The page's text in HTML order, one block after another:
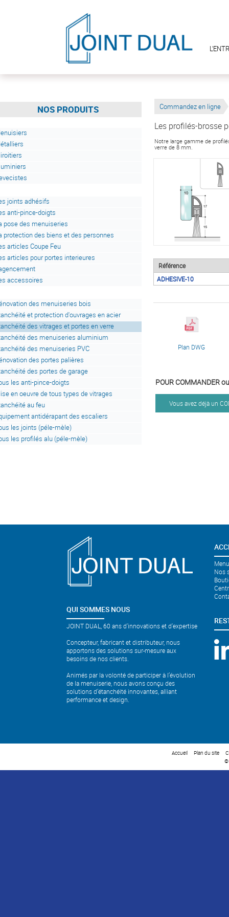
NOS PRODUITS
joints adhésifs
anti-pince-doigts
pose des menuiseries
protection des biens et des personnes
articles Coupe Feu
articles pour portes interieures
accessoires
des menuiseries bois
et protection d'ouvrages en acier
des vitrages et portes en verre
des menuiseries aluminium
des menuiseries PVC
des portes palières
des portes de garage
les anti-pince-doigts
en oeuvre de tous types de vitrages
au feu
antidérapant des escaliers
les joints (péle-mèle)
les profilés alu (péle-mèle)
Commandez en ligne
Les profilés-brosse
Notre large gamme de
verre de 8 mm.
Référence
ADHESIVE-10
Plan DWG
POUR COMMANDER
Vous avez déjà un
QUI SOMMES NOUS
JOINT DUAL, 60 ans d'innovations et d'expertise
Concepteur, fabricant et distributeur, nous
apportons des solutions sur-mesure aux
besoins de nos clients.
Animés par la volonté de participer à l’évolution
de la menuiserie, nous avons conçu des
solutions d’étanchéité innovantes, alliant
performance et design.
Nos
Accueil Plan du site
©